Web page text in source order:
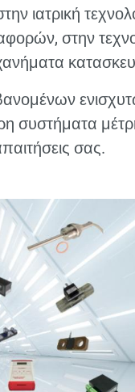
ιατρική
στην
συστήματα
σας.